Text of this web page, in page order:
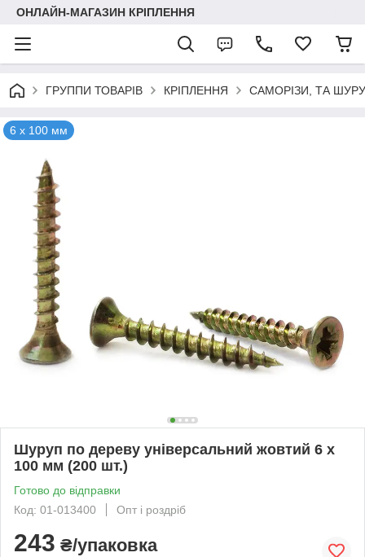
ОНЛАЙН-МАГАЗИН КРІПЛЕННЯ
ГРУППИ ТОВАРІВ КРІПЛЕННЯ САМОРІЗИ, ТА
6 х 100 мм
Шуруп по дереву універсальний жовтий 6 х
100 мм (200 шт.)
Готово до відправки
Код: 01-013400
Опт і роздріб
243 ₴/упаковка